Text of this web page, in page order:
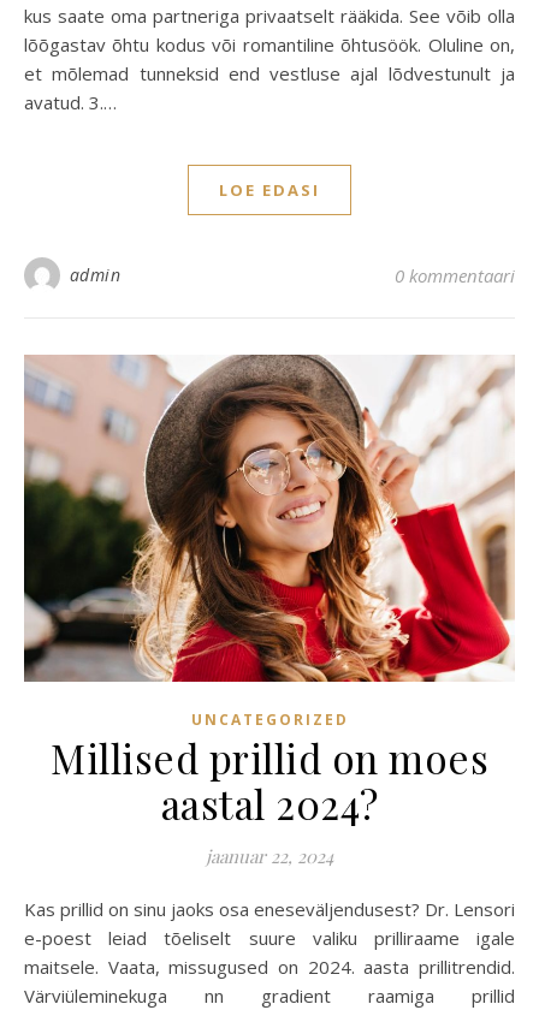
kus saate oma partneriga privaatselt rääkida. See võib olla
lõõgastav õhtu kodus või romantiline õhtusöök. Oluline on,
et mõlemad tunneksid end vestluse ajal lõdvestunult ja
avatud. 3.…
LOE EDASI
admin 0 kommentaari
UNCATEGORIZED
Millised prillid on moes
aastal 2024?
jaanuar 22, 2024
Kas prillid on sinu jaoks osa eneseväljendusest? Dr. Lensori
e-poest leiad tõeliselt suure valiku prilliraame igale
maitsele. Vaata, missugused on 2024. aasta prillitrendid.
Värviüleminekuga nn gradient raamiga prillid